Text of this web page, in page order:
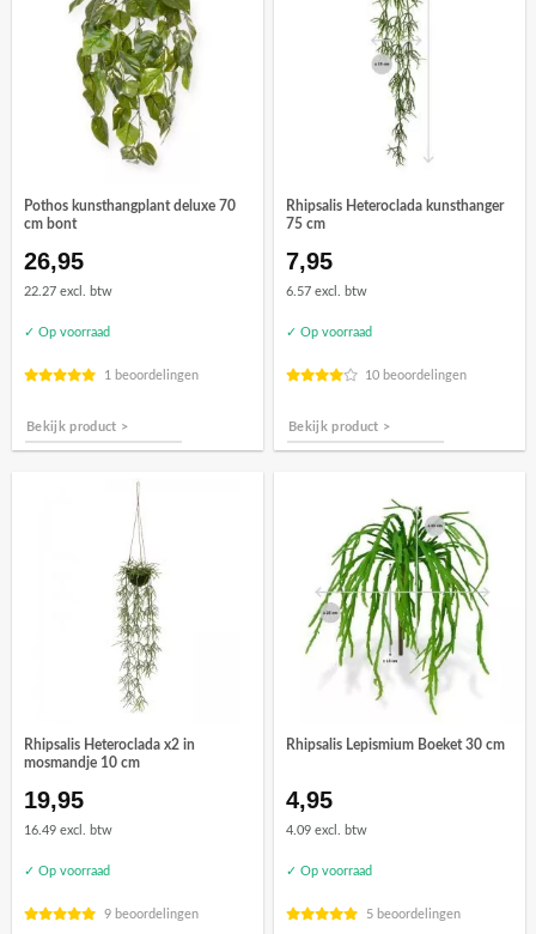
Pothos kunsthangplant deluxe 70
cm bont
26,95
22.27 excl. btw
✓ Op voorraad
1 beoordelingen
Bekijk product >
Rhipsalis Heteroclada kunsthanger
75 cm
7,95
6.57 excl. btw
✓ Op voorraad
10 beoordelingen
Bekijk product >
Rhipsalis Heteroclada x2 in
mosmandje 10 cm
19,95
16.49 excl. btw
✓ Op voorraad
9 beoordelingen
Rhipsalis Lepismium Boeket 30 cm
4,95
4.09 excl. btw
✓ Op voorraad
5 beoordelingen